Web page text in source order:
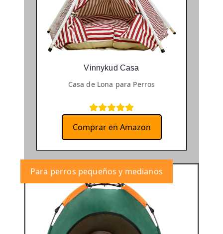
Vinnykud Casa
Casa de Lona para Perros
Comprar en Amazon
Para perros pequeños y medianos